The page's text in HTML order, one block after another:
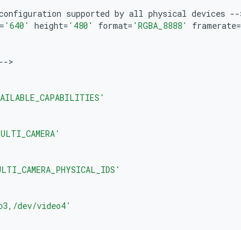
supported by all physical devices --
= '640' height= '480' format= 'RGBA_8888' framerate=
--
dev/video4'